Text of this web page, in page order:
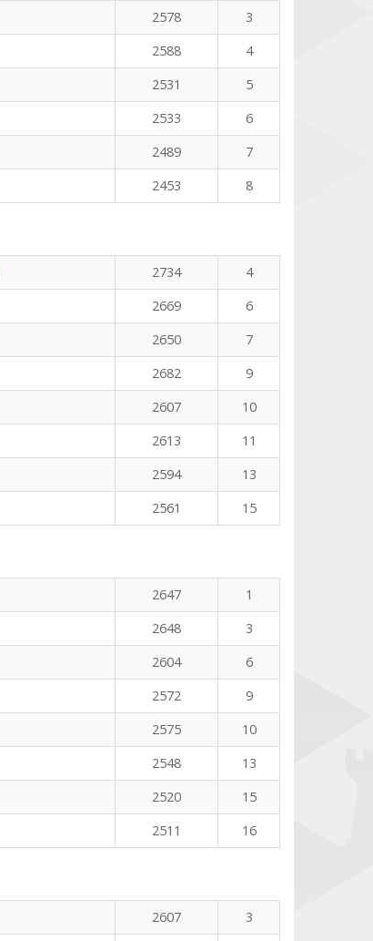
2578
3
2588
4
2531
5
2533
6
2489
7
2453 8
2734
4
2669
6
2650
7
2682
9
2607
10
2613
11
2594
13
2561 15
2647
1
2648
3
2604
6
2572
9
2575
10
2548
13
2520
15
2511 16
2607
3